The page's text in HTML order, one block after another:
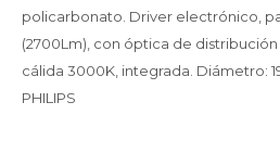
policarbonato. Driver electrónico,
(2700Lm), con óptica de
cálida 3000K, integrada. Diámetro:
PHILIPS